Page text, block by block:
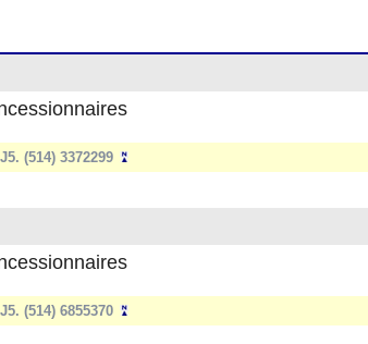
(514) 3372299
(514) 6855370